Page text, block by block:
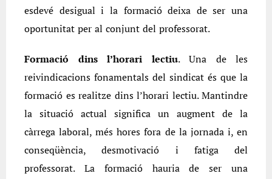
esdevé desigual i la formació deixa de ser una
oportunitat per al conjunt del professorat.
Formació dins l’horari lectiu. Una de les
reivindicacions fonamentals del sindicat és que la
formació es realitze dins l’horari lectiu. Mantindre
la situació actual significa un augment de la
càrrega laboral, més hores fora de la jornada i, en
conseqüència, desmotivació i fatiga del
professorat. La formació hauria de ser una